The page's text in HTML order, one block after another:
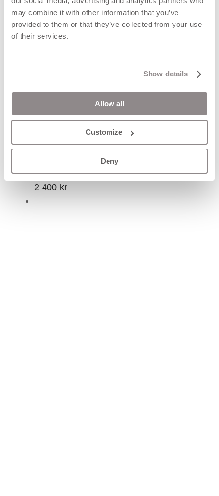
may combine it with other information that you’ve
provided to them or that they’ve collected from your use
of their services.
Show details
Allow all
Customize
Deny
FLORA Prästkrage guld
hänge
2 400 kr